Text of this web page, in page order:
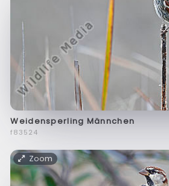
Weidensperling Männchen
f83524
Zoom